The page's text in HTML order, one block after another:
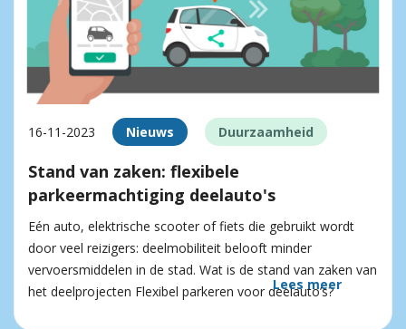
16-11-2023 Nieuws Duurzaamheid
Stand van zaken: flexibele
parkeermachtiging deelauto's
Eén auto, elektrische scooter of fiets die gebruikt wordt
door veel reizigers: deelmobiliteit belooft minder
vervoersmiddelen in de stad. Wat is de stand van zaken van
het deelprojecten Flexibel parkeren voor deelauto’s?
Lees meer